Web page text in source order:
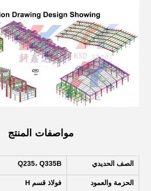
مواصفات المنتج
الصف الحديدي Q235، Q335B
الحزمة والعمود فولاذ قسم H